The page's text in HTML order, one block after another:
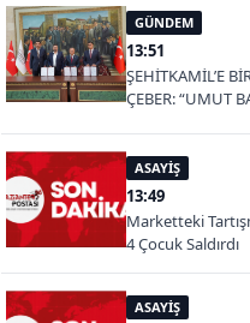
GÜNDEM
13:51
ŞEHİTKAMİL’E
ÇEBER: “UMUT
ASAYİŞ
13:49
Marketteki
4 Çocuk Saldırdı
ASAYİŞ